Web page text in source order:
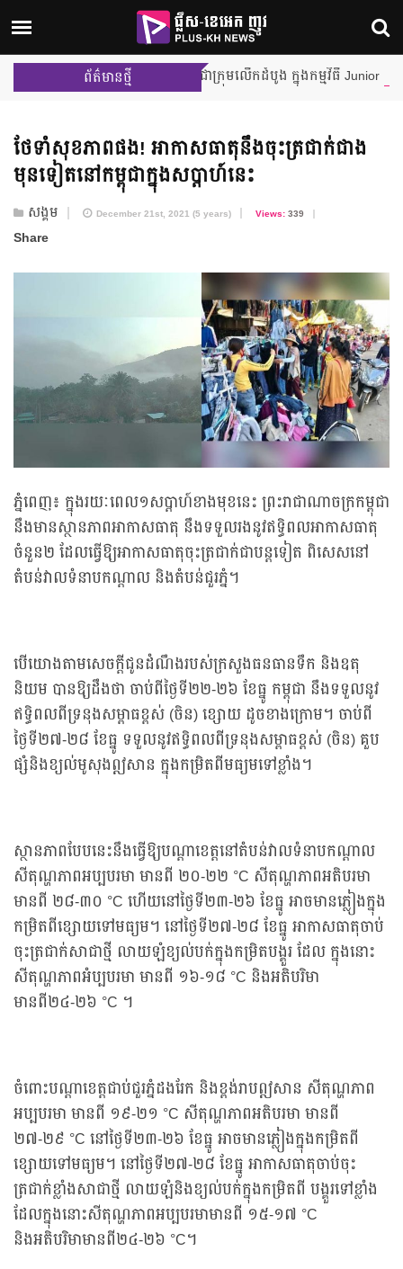
ព័ត៌មានថ្មី
Leader ក្នុងការប្រកួតជាក្រុមលើកដំបូង ក្នុងកម្មវិធី Junior
ថែទាំ​សុខភាពផង! អាកាសធាតុ​នឹង​ចុះត្រជាក់​ជាង
មុនទៀត​នៅ​កម្ពុជា​ក្នុងសប្ដាហ៍នេះ
សង្គម December 21st, 2021 (5 years) Views:339
Share
ភ្នំពេញ៖ ក្នុងរយៈពេល១សប្ដាហ៍ខាងមុខនេះ ព្រះរាជាណាចក្រកម្ពុជា
នឹងមានស្ថានភាពអាកាសធាតុ នឹងទទួលរងនូវឥទ្ធិពលអាកាសធាតុ
ចំនួន២ ដែលធ្វើឱ្យអាកាសធាតុចុះត្រជាក់ជាបន្តទៀត ពិសេសនៅ
តំបន់វាលទំនាបកណ្ដាល និងតំបន់ជួរភ្នំ។
បើយោងតាមសេចក្ដីជូនដំណឹងរបស់ក្រសួងធនធានទឹក និងឧតុ
និយម បានឱ្យដឹងថា ចាប់ពីថ្ងៃទី២២-២៦ ខែធ្នូ កម្ពុជា នឹងទទួលនូវ
ឥទ្ធិពលពីទ្រនុងសម្ពាធខ្ពស់ (ចិន) ខ្សោយ ដូចខាងក្រោម។ ចាប់ពី
ថ្ងៃទី២៧-២៨ ខែធ្នូ ទទួលនូវឥទ្ធិពលពីទ្រនុងសម្ពាធខ្ពស់ (ចិន) គួប
ផ្សំនិងខ្យល់មូសុងឦសាន ក្នុងកម្រិតពីមធ្យមទៅខ្លាំង។
ស្ថានភាពបែបនេះនឹងធ្វើឱ្យបណ្តាខេត្តនៅតំបន់វាលទំនាបកណ្ដាល
សីតុណ្ហភាពអប្បបរមា មានពី ២០-២២ °C សីតុណ្ហភាពអតិបរមា
មានពី ២៨-៣០ °C ហើយនៅថ្ងៃទី២៣-២៦ ខែធ្នូ អាចមានភ្លៀងក្នុង
កម្រិតពីខ្សោយទៅមធ្យម។ នៅថ្ងៃទី២៧-២៨ ខែធ្នូ អាកាសធាតុចាប់
ចុះត្រជាក់សាជាថ្មី លាយឡំខ្យល់បក់ក្នុងកម្រិតបង្គួរ ដែល ក្នុងនោះ
សីតុណ្ហភាពអំប្បបរមា មានពី ១៦-១៨ °C និងអតិបរិមា
មានពី២៤-២៦ °C ។
ចំពោះបណ្តាខេត្តជាប់ជួរភ្នំដងរែក និងខ្ពង់រាបឦសាន សីតុណ្ហភាព
អប្បបរមា មានពី ១៩-២១ °C សីតុណ្ហភាពអតិបរមា មានពី
២៧-២៩ °C នៅថ្ងៃទី២៣-២៦ ខែធ្នូ អាចមានភ្លៀងក្នុងកម្រិតពី
ខ្សោយទៅមធ្យម។ នៅថ្ងៃទី២៧-២៨ ខែធ្នូ អាកាសធាតុចាប់ចុះ
ត្រជាក់ខ្លាំងសាជាថ្មី លាយឡំនិងខ្យល់បក់ក្នុងកម្រិតពី បង្គួរទៅខ្លាំង
ដែលក្នុងនោះសីតុណ្ហភាពអប្បបរមាមានពី ១៥-១៧ °C
និងអតិបរិមាមានពី២៤-២៦ °C។